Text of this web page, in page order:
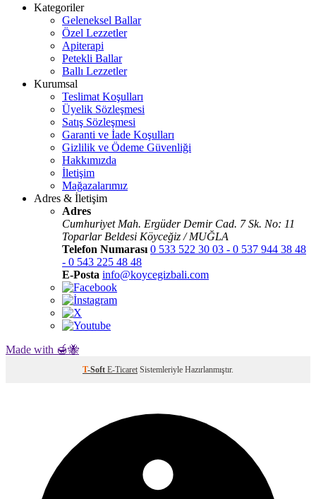
Kategoriler
Geleneksel Ballar
Özel Lezzetler
Apiterapi
Petekli Ballar
Ballı Lezzetler
Kurumsal
Teslimat Koşulları
Üyelik Sözleşmesi
Satış Sözleşmesi
Garanti ve İade Koşulları
Gizlilik ve Ödeme Güvenliği
Hakkımızda
İletişim
Mağazalarımız
Adres & İletişim
Adres
Cumhuriyet Mah. Ergüder Demir Cad. 7 Sk. No: 11
Toparlar Beldesi Köyceğiz / MUĞLA
Telefon Numarası 0 533 522 30 03 - 0 537 944 38 48
- 0 543 225 48 48
E-Posta info@koycegizbali.com
Made with 🍯🐝
T-Soft E-Ticaret Sistemleriyle Hazırlanmıştır.